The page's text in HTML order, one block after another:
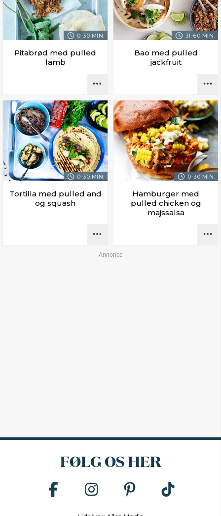
0-30 MIN.
Pitabrød med pulled
lamb
31-60 MIN.
Bao med pulled
jackfruit
0-30 MIN.
Tortilla med pulled and
og squash
0-30 MIN.
Hamburger med
pulled chicken og
majssalsa
FØLG OS HER